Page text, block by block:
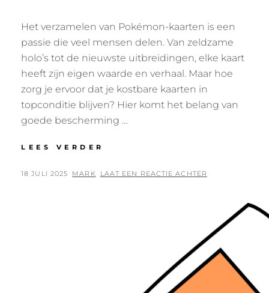
Het verzamelen van Pokémon-kaarten is een
passie die veel mensen delen. Van zeldzame
holo’s tot de nieuwste uitbreidingen, elke kaart
heeft zijn eigen waarde en verhaal. Maar hoe
zorg je ervoor dat je kostbare kaarten in
topconditie blijven? Hier komt het belang van
goede bescherming …
LEES VERDER
HET
GEPLAATST
18 JULI 2025 BY
MARK LAAT EEN REACTIE ACHTER